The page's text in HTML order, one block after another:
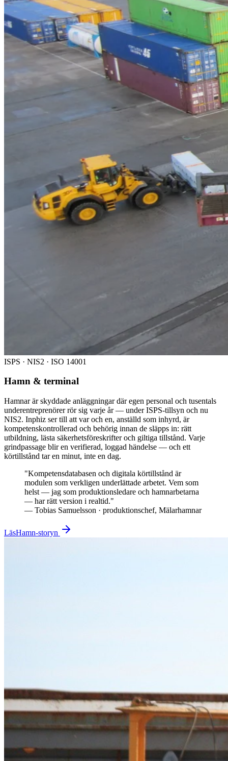
ISPS · NIS2 · ISO 14001
Hamn & terminal
Hamnar är skyddade anläggningar där egen personal och tusentals
underentreprenörer rör sig varje år — under ISPS-tillsyn och nu
NIS2. Inphiz ser till att var och en, anställd som inhyrd, är
kompetenskontrollerad och behörig innan de släpps in: rätt
utbildning, lästa säkerhetsföreskrifter och giltiga tillstånd. Varje
grindpassage blir en verifierad, loggad händelse — och ett
körtillstånd tar en minut, inte en dag.
"Kompetensdatabasen och digitala körtillstånd är
modulen som verkligen underlättade arbetet. Vem som
helst — jag som produktionsledare och hamnarbetarna
— har rätt version i realtid."
— Tobias Samuelsson · produktionschef, Mälarhamnar
LäsHamn-storyn